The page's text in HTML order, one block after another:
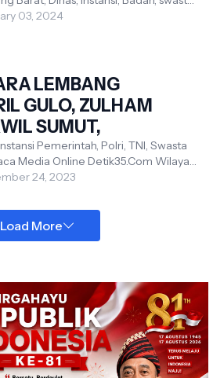
03, 2024
LEMBANG
GULO, ZULHAM
SUMUT,
Pemerintah, Polri, TNI, Swasta
Media Online Detik35.Com Wilayah
24, 2023
Load More